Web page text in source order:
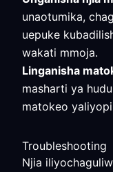
unaotumika,
uepuke
wakati mmoja.
Linganisha
masharti ya
matokeo
Troubleshooting
Njia